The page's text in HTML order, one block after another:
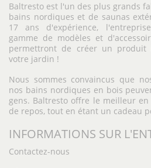
Baltresto est l'un des plus grands
bains nordiques et de saunas
17 ans d'expérience,
gamme de modèles et
permettront de créer un
votre jardin !
Nous sommes convaincus que
nos bains nordiques en bois
gens. Baltresto offre le meilleur
de repos, tout en étant un cadeau
INFORMATIONS SUR
Contactez-nous